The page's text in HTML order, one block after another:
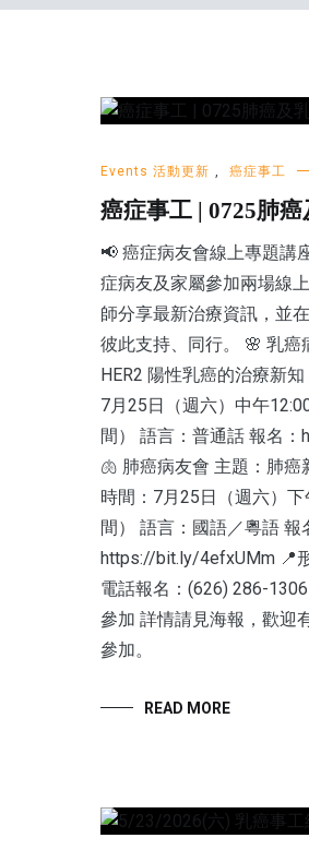
Events 活動更新 , 癌症事工
癌症事工 | 0725肺
📢 癌症病友會線上專題講
症病友及家屬參加兩場線
師分享最新治療資訊，並
彼此支持、同行。 🌸 乳癌
HER2 陽性乳癌的治療新
7月25日（週六）中午
間） 語言：普通話 報名
🫁 肺癌病友會 主題：肺癌
時間：7月25日（週六）
間） 語言：國語／粵語 報
https://bit.ly/4efxUMm 📍
電話報名：(626) 286-
參加 詳情請見海報，歡迎
參加。
READ MORE